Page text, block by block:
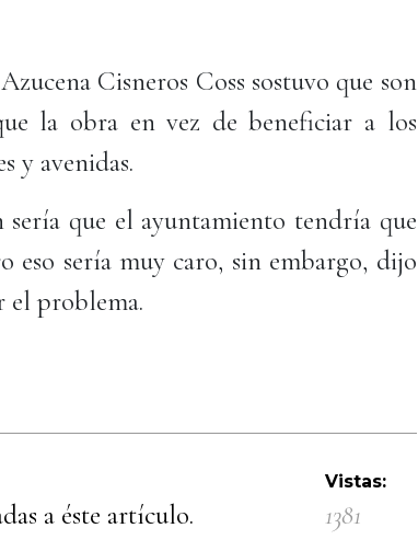
Cisneros Coss sostuvo que son
la obra en vez de beneficiar a los
y avenidas.
que el ayuntamiento tendría que
eso sería muy caro, sin embargo, dijo
el problema.
a éste artículo.
Vistas:
1381